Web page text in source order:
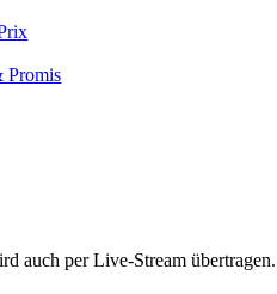
Promis
auch per Live-Stream übertragen.